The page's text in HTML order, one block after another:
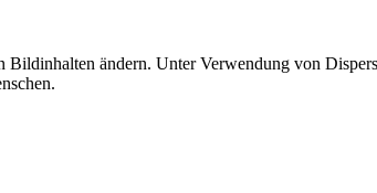
ändern. Unter Verwendung von